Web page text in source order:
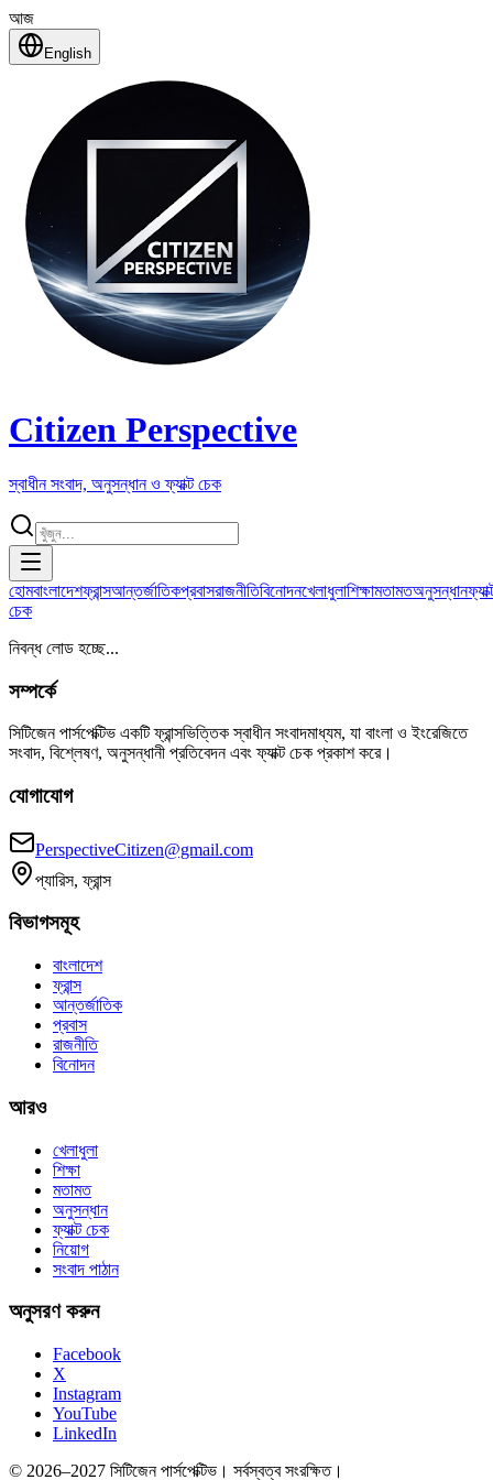
আজ
English
Citizen Perspective
স্বাধীন সংবাদ, অনুসন্ধান ও ফ্যাক্ট চেক
হোমবাংলাদেশফ্রান্সআন্তর্জাতিকপ্রবাসরাজনীতিবিনোদনখেলাধুলাশিক্ষামতামতঅনুসন্ধান
চেক
নিবন্ধ লোড হচ্ছে...
সম্পর্কে
সিটিজেন পার্সপেক্টিভ একটি ফ্রান্সভিত্তিক স্বাধীন সংবাদমাধ্যম, যা বাংলা ও ইংরেজিতে
সংবাদ, বিশ্লেষণ, অনুসন্ধানী প্রতিবেদন এবং ফ্যাক্ট চেক প্রকাশ করে।
যোগাযোগ
PerspectiveCitizen@gmail.com
প্যারিস, ফ্রান্স
বিভাগসমূহ
বাংলাদেশ
ফ্রান্স
আন্তর্জাতিক
প্রবাস
রাজনীতি
বিনোদন
আরও
খেলাধুলা
শিক্ষা
মতামত
অনুসন্ধান
ফ্যাক্ট চেক
নিয়োগ
সংবাদ পাঠান
অনুসরণ করুন
Facebook
X
Instagram
YouTube
LinkedIn
© 2026–2027 সিটিজেন পার্সপেক্টিভ। সর্বস্বত্ব সংরক্ষিত।